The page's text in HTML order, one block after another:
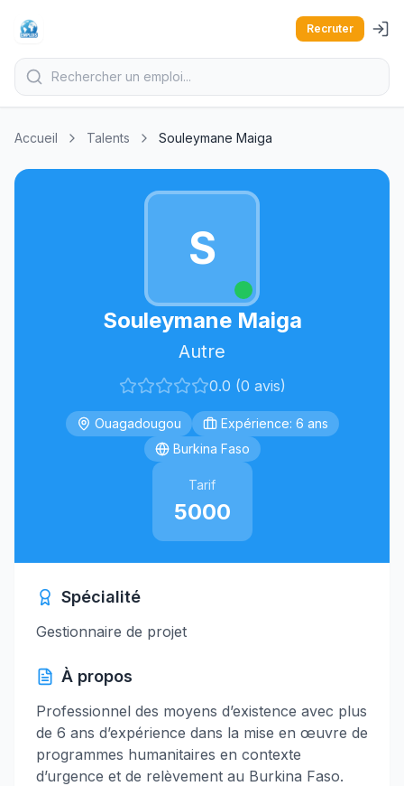
Recruter
Accueil Talents Souleymane Maiga
S
Souleymane Maiga
Autre
0.0 (0 avis)
Ouagadougou
Expérience: 6 ans
Burkina Faso
Tarif
5000
Spécialité
Gestionnaire de projet
À propos
Professionnel des moyens d’existence avec plus
de 6 ans d’expérience dans la mise en œuvre de
programmes humanitaires en contexte
d’urgence et de relèvement au Burkina Faso.